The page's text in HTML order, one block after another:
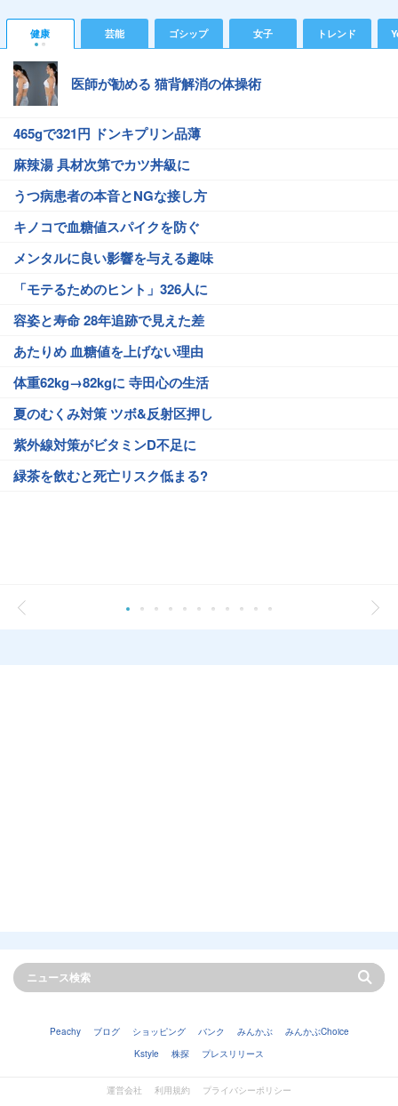
健康 芸能 ゴシップ 女子 トレンド
医師が勧める 猫背解消の体操術
465gで321円 ドンキプリン品薄
麻辣湯 具材次第でカツ丼級に
うつ病患者の本音とNGな接し方
キノコで血糖値スパイクを防ぐ
メンタルに良い影響を与える趣味
「モテるためのヒント」326人に
容姿と寿命 28年追跡で見えた差
あたりめ 血糖値を上げない理由
体重62kg→82kgに 寺田心の生活
夏のむくみ対策 ツボ&反射区押し
紫外線対策がビタミンD不足に
緑茶を飲むと死亡リスク低まる?
Peachy ブログ ショッピング バンク みんかぶ
みんかぶChoice
Kstyle
株探 プレスリリース
運営会社 利用規約 プライバシーポリシー